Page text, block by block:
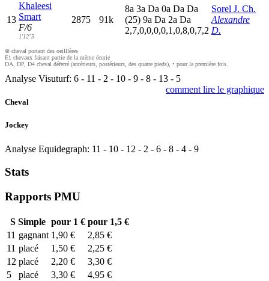
13
Khaleesi
Smart
F/6
1'12"5
2875 91k
8a 3a Da 0a Da Da
(25) 9a Da 2a Da
2,7,0,0,0,0,1,0,8,0,7,2
Sorel J. Ch.
Alexandre
D.
⊗ cheval portant des oeilllères
E1 chevaux faisant partie de la même écurie
DA, DP, D4 cheval déferré (antérieurs, postérieurs, des quatre pieds), • pour la première fois.
Analyse Visuturf: 6 - 11 - 2 - 10 - 9 - 8 - 13 - 5
comment lire le graphique
Cheval
Jockey
Analyse Equidegraph: 11 - 10 - 12 - 2 - 6 - 8 - 4 - 9
Stats
Rapports PMU
SSimple pour 1 € pour 1,5 €
11 gagnant 1,90 €
2,85 €
11 placé 1,50 €
2,25 €
12 placé 2,20 €
3,30 €
5
placé 3,30 € 4,95 €